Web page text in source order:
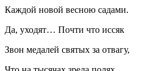
Каждой новой весною садами.
Да, уходят… Почти что иссяк
Звон медалей святых за отвагу,